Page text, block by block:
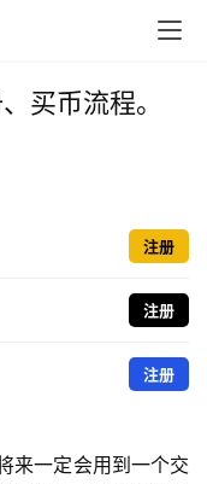
买币流程。
注册
注册
注册
来一定会用到一个交